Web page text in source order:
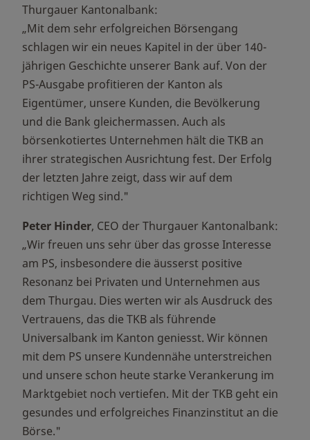
Thurgauer Kantonalbank:
„Mit dem sehr erfolgreichen Börsengang
schlagen wir ein neues Kapitel in der über 140-
jährigen Geschichte unserer Bank auf. Von der
PS-Ausgabe profitieren der Kanton als
Eigentümer, unsere Kunden, die Bevölkerung
und die Bank gleichermassen. Auch als
börsenkotiertes Unternehmen hält die TKB an
ihrer strategischen Ausrichtung fest. Der Erfolg
der letzten Jahre zeigt, dass wir auf dem
richtigen Weg sind."
Peter Hinder, CEO der Thurgauer Kantonalbank:
„Wir freuen uns sehr über das grosse Interesse
am PS, insbesondere die äusserst positive
Resonanz bei Privaten und Unternehmen aus
dem Thurgau. Dies werten wir als Ausdruck des
Vertrauens, das die TKB als führende
Universalbank im Kanton geniesst. Wir können
mit dem PS unsere Kundennähe unterstreichen
und unsere schon heute starke Verankerung im
Marktgebiet noch vertiefen. Mit der TKB geht ein
gesundes und erfolgreiches Finanzinstitut an die
Börse."